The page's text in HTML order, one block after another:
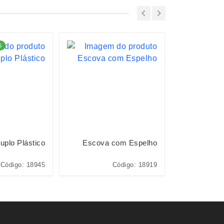
Plástico
Código: 18945
Escova com Espelho
Código: 18919